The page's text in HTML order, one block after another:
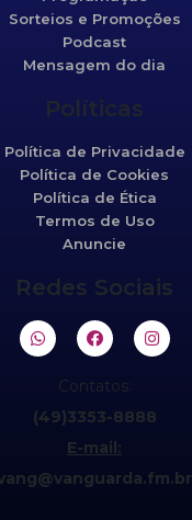
Sorteios e Promoções
Podcast
Mensagem do dia
Políticas
Política de Privacidade
Política de Cookies
Política de Ética
Termos de Uso
Anuncie
Redes Sociais
Contatos:
(49)3353-8888
E-mail: